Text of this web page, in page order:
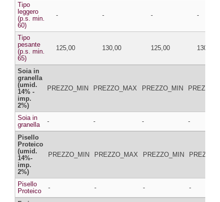
Tipo
leggero
(p.s. min.
60)
- - - -
Tipo
pesante
(p.s. min.
65)
125,00 130,00 125,00 130,00
Soia in
granella
(umid.
14% -
imp.
2%)
PREZZO_MIN PREZZO_MAX PREZZO_MIN
Soia in
granella
- - - -
Pisello
Proteico
(umid.
14%-
imp.
2%)
PREZZO_MIN PREZZO_MAX PREZZO_MIN
Pisello
Proteico
- - - -